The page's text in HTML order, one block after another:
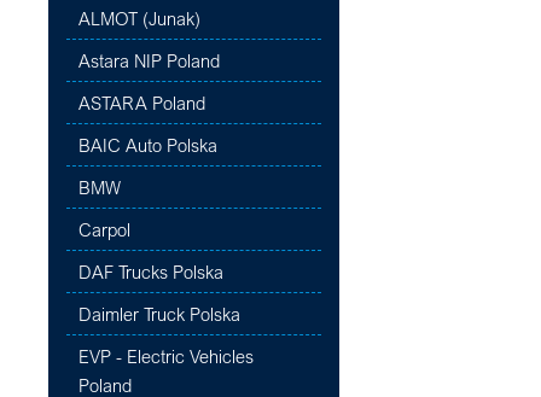
ALMOT (Junak)
Astara NIP Poland
ASTARA Poland
BAIC Auto Polska
BMW
Carpol
DAF Trucks Polska
Daimler Truck Polska
EVP - Electric Vehicles
Poland